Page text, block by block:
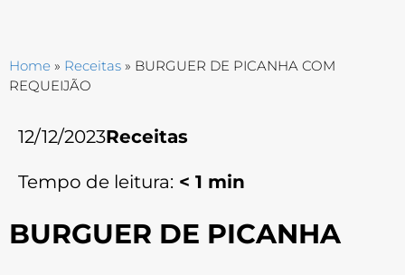
Home » Receitas » BURGUER DE PICANHA COM
REQUEIJÃO
12/12/2023Receitas
Tempo de leitura: < 1 min
BURGUER DE PICANHA